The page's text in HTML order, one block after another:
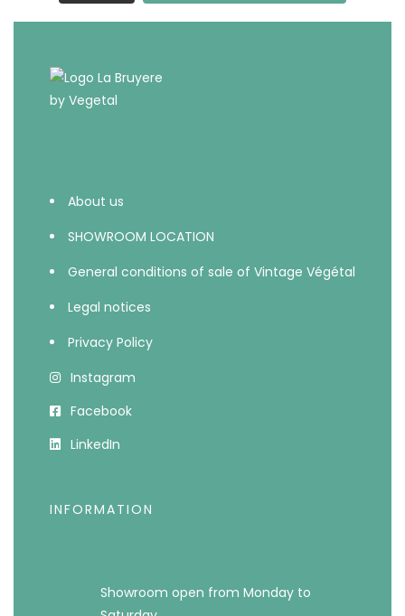
About us
SHOWROOM LOCATION
General conditions of sale of Vintage Végétal
Legal notices
Privacy Policy
Instagram
Facebook
LinkedIn
INFORMATION
Showroom open from Monday to